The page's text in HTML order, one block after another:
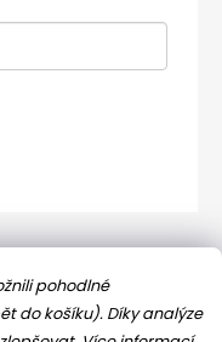
pohodlné
do košíku). Díky analýze